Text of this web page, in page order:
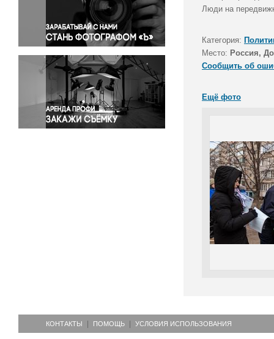
Правосудие
Происшествия и конфликты
Религия
Светская жизнь
Спорт
Экология
Экономика и бизнес
Люди на
Категория:
Место: Россия,
Сообщить об
Ещё фото
КОНТАКТЫ ПОМОЩЬ УСЛОВИЯ ИСПОЛЬЗОВАНИЯ